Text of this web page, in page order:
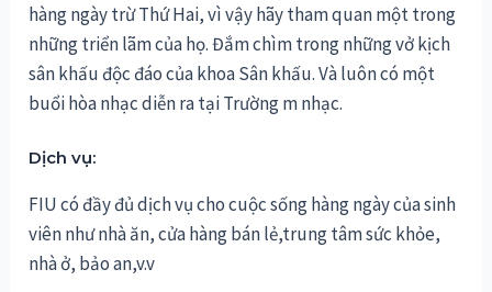
hàng ngày trừ Thứ Hai, vì vậy hãy tham quan một trong
những triển lãm của họ. Đắm chìm trong những vở kịch
sân khấu độc đáo của khoa Sân khấu. Và luôn có một
buổi hòa nhạc diễn ra tại Trường m nhạc.
Dịch vụ:
FIU có đầy đủ dịch vụ cho cuộc sống hàng ngày của sinh
viên như nhà ăn, cửa hàng bán lẻ,trung tâm sức khỏe,
nhà ở, bảo an,v.v